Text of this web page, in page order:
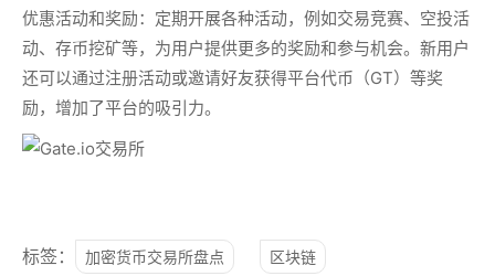
优惠活动和奖励： 定期开展各种活动，例如交易竞赛、空投活
动、存币挖矿等，为用户提供更多的奖励和参与机会。新用户
还可以通过注册活动或邀请好友获得平台代币（GT）等奖
励，增加了平台的吸引力。
标签： 加密货币交易所盘点 区块链